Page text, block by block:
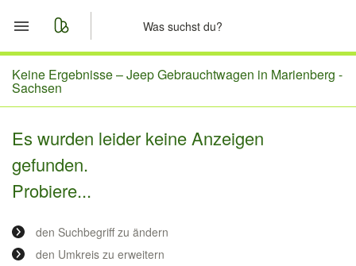
Start
Merkliste
Nachrichten
Anzeige aufgeben
Keine Ergebnisse –Jeep Gebrauchtwagen in Marienberg -
Sachsen
Es wurden leider keine Anzeigen
gefunden.
Probiere...
den Suchbegriff zu ändern
den Umkreis zu erweitern